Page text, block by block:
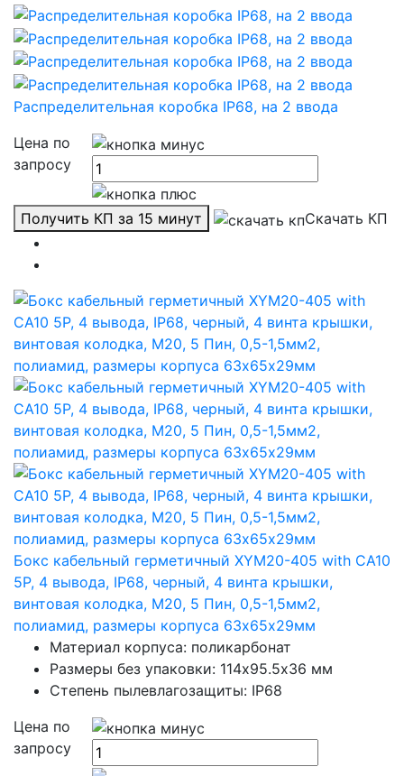
Распределительная коробка IP68, на 2 ввода
Цена по
запросу
Получить КП за 15 минут Скачать КП
Бокс кабельный герметичный XYM20-405 with CA10
5P, 4 вывода, IP68, черный, 4 винта крышки,
винтовая колодка, М20, 5 Пин, 0,5-1,5мм2,
полиамид, размеры корпуса 63х65х29мм
Материал корпуса: поликарбонат
Размеры без упаковки: 114х95.5х36 мм
Степень пылевлагозащиты: IP68
Цена по
запросу